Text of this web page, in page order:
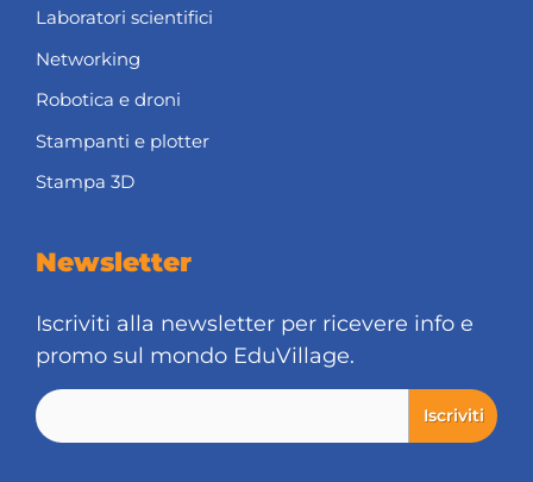
Laboratori scientifici
Networking
Robotica e droni
Stampanti e plotter
Stampa 3D
Newsletter
Iscriviti alla newsletter per ricevere info e
promo sul mondo EduVillage.